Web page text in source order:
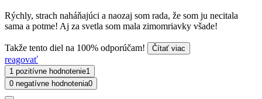
Rýchly, strach naháňajúci a naozaj som rada, že som ju necitala
sama a potme! Aj za svetla som mala zimomriavky všade!
Takže tento diel na 100% odporúčam! Čítať viac
reagovať
1 pozitívne hodnotenie1
0 negatívne hodnotenia0